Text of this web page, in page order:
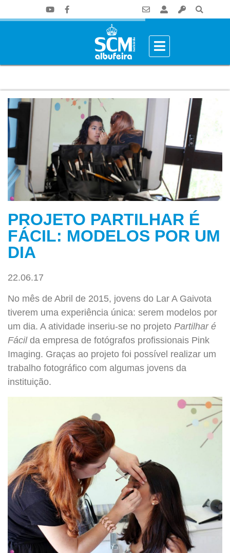
PROJETO PARTILHAR É
FÁCIL: MODELOS POR UM
DIA
22.06.17
No mês de Abril de 2015, jovens do Lar A Gaivota
tiverem uma experiência única: serem modelos por
um dia. A atividade inseriu-se no projeto Partilhar é
Fácilda empresa de fotógrafos profissionais Pink
Imaging. Graças ao projeto foi possível realizar um
trabalho fotográfico com algumas jovens da
instituição.